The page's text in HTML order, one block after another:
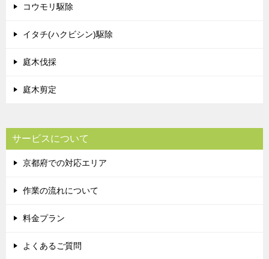
コウモリ駆除
イタチ(ハクビシン)駆除
庭木伐採
庭木剪定
サービスについて
京都府での対応エリア
作業の流れについて
料金プラン
よくあるご質問